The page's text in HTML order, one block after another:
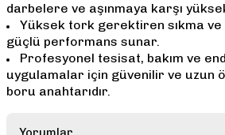
darbelere ve aşınmaya karşı
Yüksek tork gerektiren sıkma
güçlü performans sunar.
Profesyonel tesisat, bakım ve
uygulamalar için güvenilir ve uzun
boru anahtarıdır.